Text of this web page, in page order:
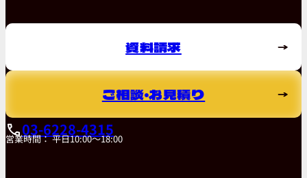
資料請求
ご相談・お見積り
03-6228-4315
営業時間： 平日10:00～18:00